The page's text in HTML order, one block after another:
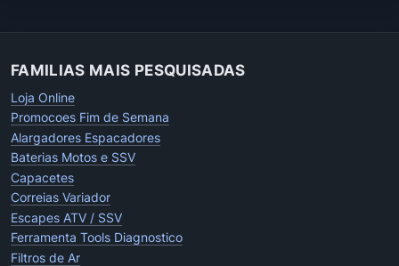
FAMILIAS MAIS PESQUISADAS
Loja Online
Promocoes Fim de Semana
Alargadores Espacadores
Baterias Motos e SSV
Capacetes
Correias Variador
Escapes ATV / SSV
Ferramenta Tools Diagnostico
Filtros de Ar